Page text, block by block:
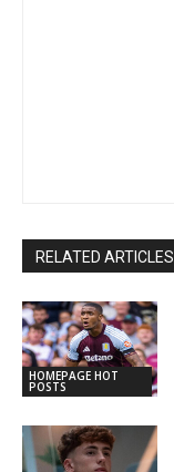
RELATED ARTICLES
HOMEPAGE HOT
POSTS